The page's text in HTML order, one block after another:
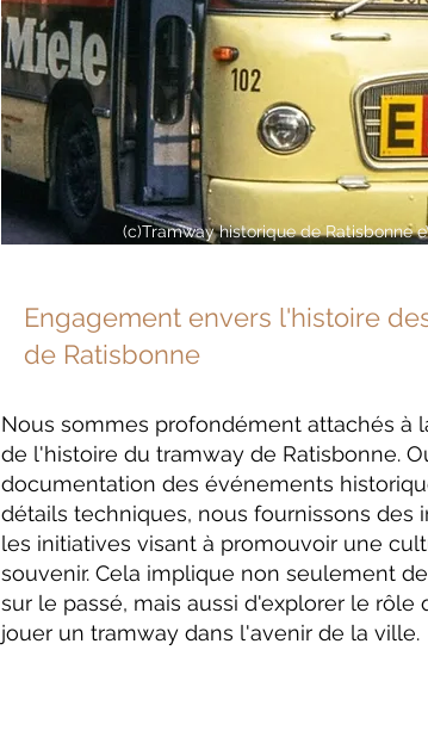
(c)Tramway historique de Ratisbonne
Engagement envers l'histoire
de Ratisbonne
Nous sommes profondément attachés à
de l'histoire du tramway de Ratisbonne.
documentation des événements
détails techniques, nous fournissons des
les initiatives visant à promouvoir une
souvenir. Cela implique non seulement
sur le passé, mais aussi d'explorer le rôle
jouer un tramway dans l'avenir de la ville.